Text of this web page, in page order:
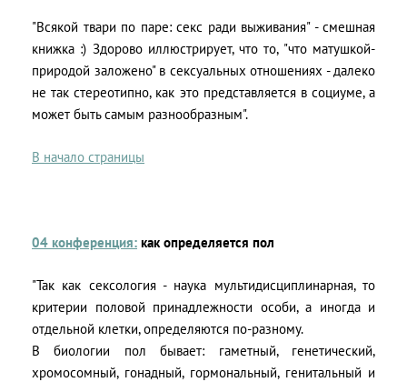
"Всякой твари по паре: секс ради выживания" - смешная
книжка :) Здорово иллюстрирует, что то, "что матушкой-
природой заложено" в сексуальных отношениях - далеко
не так стереотипно, как это представляется в социуме, а
может быть самым разнообразным".
В начало страницы
04 конференция: как определяется пол
"Так как сексология - наука мультидисциплинарная, то
критерии половой принадлежности особи, а иногда и
отдельной клетки, определяются по-разному.
В биологии пол бывает: гаметный, генетический,
хромосомный, гонадный, гормональный, генитальный и